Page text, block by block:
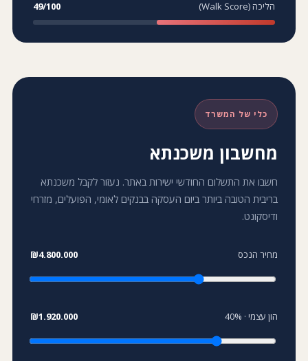
הליכה (Walk Score) 49/100
כלי של המשרד
מחשבון משכנתא
חשבו את התשלום החודשי ישירות באתר. נעזור לקבל משכנתא
בריבית הטובה ביותר ביום העסקה בבנקים לאומי, הפועלים, מזרחי
ודיסקונט.
מחיר הנכס ₪4.800.000
הון עצמי · 40%
₪1.920.000